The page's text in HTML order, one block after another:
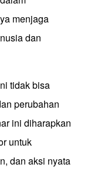
menjaga
dan
tidak bisa
perubahan
ini diharapkan
untuk
dan aksi nyata